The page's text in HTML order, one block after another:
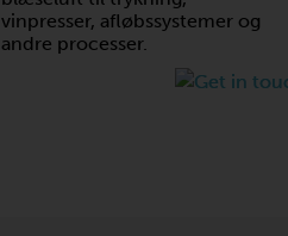
vinpresser, afløbssystemer og
andre processer.